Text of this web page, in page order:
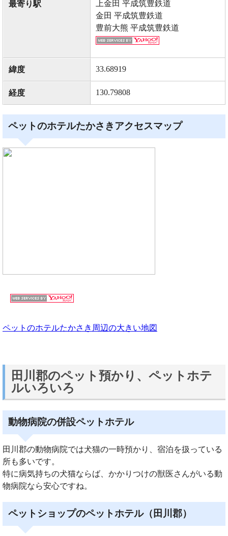
最寄り駅
上金田 平成筑豊鉄道
金田 平成筑豊鉄道
豊前大熊 平成筑豊鉄道
緯度 33.68919
経度 130.79808
ペットのホテルたかさきアクセスマップ
ペットのホテルたかさき周辺の大きい地図
田川郡のペット預かり、ペットホテ
ルいろいろ
動物病院の併設ペットホテル
田川郡の動物病院では犬猫の一時預かり、宿泊を扱っている
所も多いです。
特に病気持ちの犬猫ならば、かかりつけの獣医さんがいる動
物病院なら安心ですね。
ペットショップのペットホテル（田川郡）